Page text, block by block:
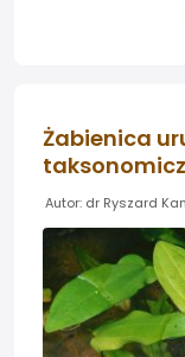
z tym ryzyko
takich jak
Żabienica
Autor: dr Ryszard